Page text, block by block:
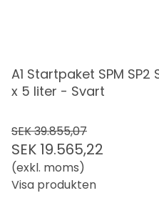
A1 Startpaket SPM
x 5 liter - Svart
SEK 39.855,07
SEK 19.565,22
(exkl. moms)
Visa produkten